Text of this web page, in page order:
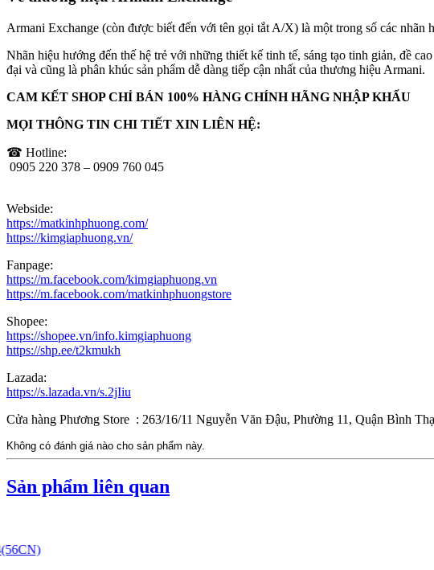
Armani Exchange (còn được biết đến với tên gọi tắt A/X) là một trong số các
Nhãn hiệu hướng đến thế hệ trẻ với những thiết kế tinh tế, sáng tạo tinh giản, đề
đại và cũng là phân khúc sản phẩm dễ dàng tiếp cận nhất của thương hiệu Armani.
CAM KẾT SHOP CHỈ BÁN 100% HÀNG CHÍNH HÃNG NHẬP KHẨU
MỌI THÔNG TIN CHI TIẾT XIN LIÊN HỆ:
☎ Hotline:
0905 220 378 – 0909 760 045
Webside:
https://matkinhphuong.com/
https://kimgiaphuong.vn/
Fanpage:
https://m.facebook.com/kimgiaphuong.vn
https://m.facebook.com/matkinhphuongstore
Shopee:
https://shopee.vn/info.kimgiaphuong
https://shp.ee/t2kmukh
Lazada:
https://s.lazada.vn/s.2jIiu
Cửa hàng Phương Store : 263/16/11 Nguyễn Văn Đậu, Phường 11, Quận Bình
Không có đánh giá nào cho sản phẩm này.
Sản phẩm liên quan